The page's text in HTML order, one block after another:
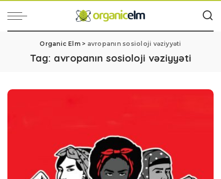
Organic Elm> avropanın sosioloji vəziyyəti
Tag: avropanın sosioloji vəziyyəti